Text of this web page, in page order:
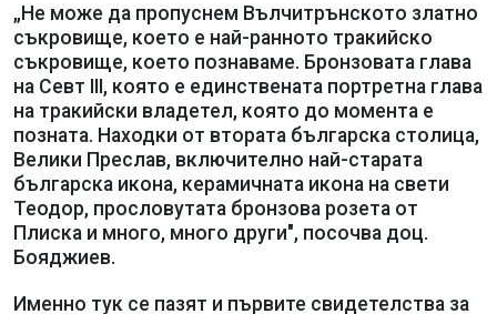
„Не може да пропуснем Вълчитрънското златно
съкровище, което е най-ранното тракийско
съкровище, което познаваме. Бронзовата глава
на Севт III, която е единствената портретна глава
на тракийски владетел, която до момента е
позната. Находки от втората българска столица,
Велики Преслав, включително най-старата
българска икона, керамичната икона на свети
Теодор, прословутата бронзова розета от
Плиска и много, много други", посочва доц.
Бояджиев.
Именно тук се пазят и първите свидетелства за